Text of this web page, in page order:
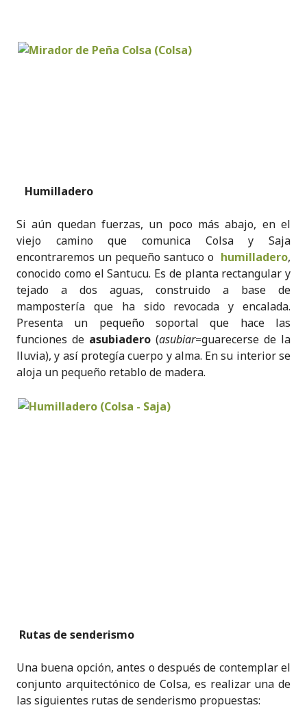
Humilladero
Si aún quedan fuerzas, un poco más abajo, en el
viejo camino que comunica Colsa y Saja
encontraremos un pequeño santuco o humilladero,
conocido como el Santucu. Es de planta rectangular y
tejado a dos aguas, construido a base de
mampostería que ha sido revocada y encalada.
Presenta un pequeño soportal que hace las
funciones de asubiadero (asubiar=guarecerse de la
lluvia), y así protegía cuerpo y alma. En su interior se
aloja un pequeño retablo de madera.
Rutas de senderismo
Una buena opción, antes o después de contemplar el
conjunto arquitectónico de Colsa, es realizar una de
las siguientes rutas de senderismo propuestas: